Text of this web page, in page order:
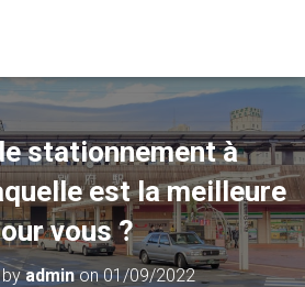
stationnement à
est la meilleure
vous ?
byadminon01/09/2022